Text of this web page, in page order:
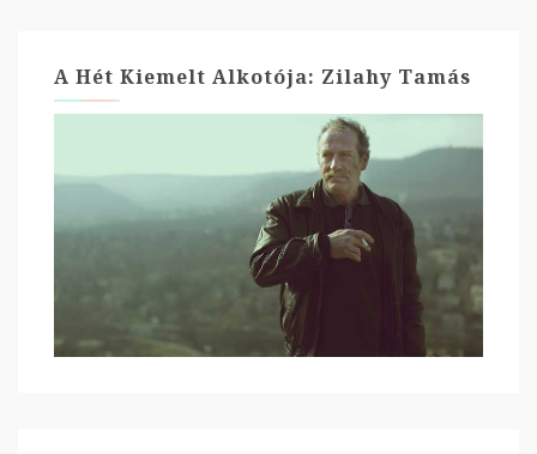
A Hét Kiemelt Alkotója: Zilahy Tamás